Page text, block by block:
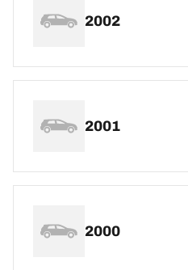
2002
2001
2000